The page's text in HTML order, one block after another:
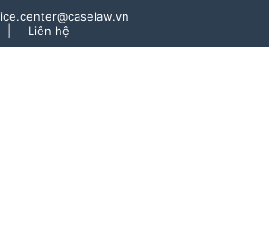
Liên hệ